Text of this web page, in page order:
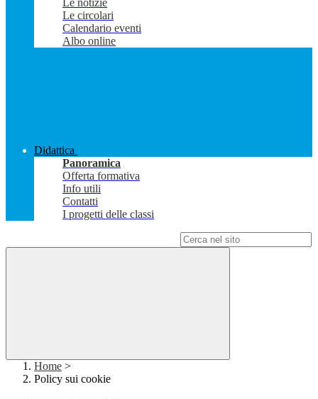
Le notizie
Le circolari
Calendario eventi
Albo online
Didattica
Panoramica
Offerta formativa
Info utili
Contatti
I progetti delle classi
Home >
Policy sui cookie